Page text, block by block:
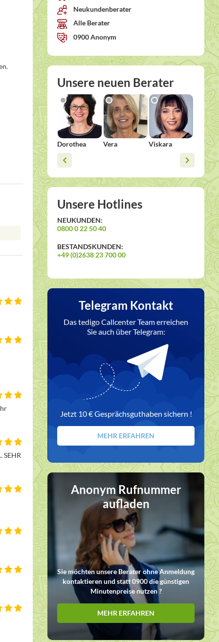
SEHR
Neukundenberater
Alle Berater
0900 Anonym
Unsere neuen Berater
Dorothea Vera Viskara Esther
Unsere Hotlines
NEUKUNDEN:
0800 0 22 50 40
BESTANDSKUNDEN:
+49 (0)2638 23 700 00
Telegram Kontakt
Das tedigo Callcenter Team erreichen
Sie auch über Telegram:
Jetzt 10 € Gesprächsguthaben sichern !
MEHR ERFAHREN
Anonym Rufnummer
aufladen
Sie möchten unsere Berater ohne Anmeldung
kontaktieren und statt 0900 die günstigen
Minutenpreise nutzen ?
MEHR ERFAHREN